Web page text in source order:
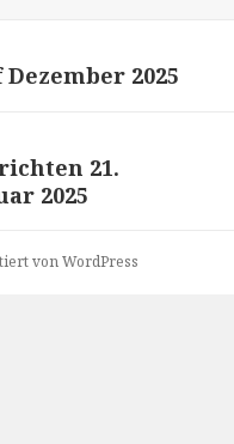
2025
21.
2025
von WordPress